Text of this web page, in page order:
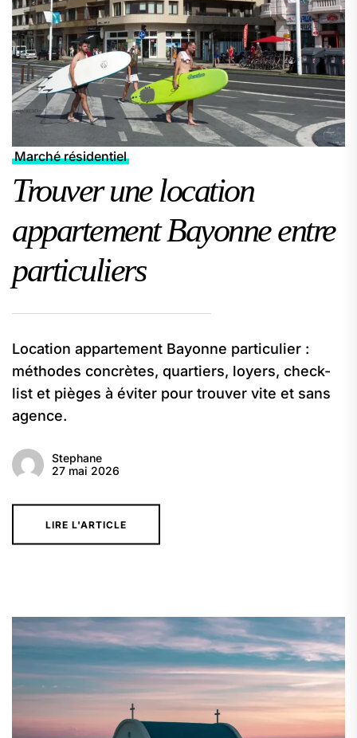
Marché résidentiel
Trouver une location
appartement Bayonne entre
particuliers
Location appartement Bayonne particulier :
méthodes concrètes, quartiers, loyers, check-
list et pièges à éviter pour trouver vite et sans
agence.
Stephane
27 mai 2026
LIRE L'ARTICLE